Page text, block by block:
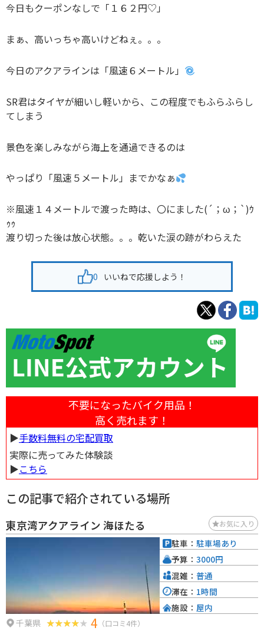
今日もクーポンなしで「１６２円♡」
まぁ、高いっちゃ高いけどねぇ。。。
今日のアクアラインは「風速６メートル」
SR君はタイヤが細いし軽いから、この程度でもふらふらし
てしまう
景色を楽しみながら海上を通過できるのは
やっぱり「風速５メートル」までかなぁ
※風速１４メートルで渡った時は、〇にました(´；ω；`)ｳ
ｩｩ
渡り切った後は放心状態。。。乾いた涙の跡がわらえた
0 いいねで応援しよう！
不要になったバイク用品！
高く売れます！
▶︎手数料無料の宅配買取
実際に売ってみた体験談
▶︎こちら
この記事で紹介されている場所
東京湾アクアライン 海ほたる お気に入り
千葉県 4 （口コミ4件）
駐車： 駐車場あり
予算： 3000円
混雑： 普通
滞在： 1時間
施設： 屋内